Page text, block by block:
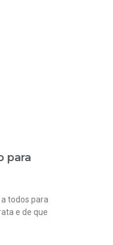
para
todos para
e de que